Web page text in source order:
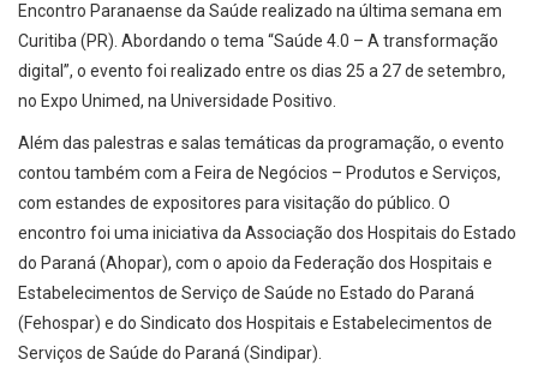
Encontro Paranaense da Saúde realizado na última semana em
Curitiba (PR). Abordando o tema “Saúde 4.0 – A transformação
digital”, o evento foi realizado entre os dias 25 a 27 de setembro,
no Expo Unimed, na Universidade Positivo.
Além das palestras e salas temáticas da programação, o evento
contou também com a Feira de Negócios – Produtos e Serviços,
com estandes de expositores para visitação do público. O
encontro foi uma iniciativa da Associação dos Hospitais do Estado
do Paraná (Ahopar), com o apoio da Federação dos Hospitais e
Estabelecimentos de Serviço de Saúde no Estado do Paraná
(Fehospar) e do Sindicato dos Hospitais e Estabelecimentos de
Serviços de Saúde do Paraná (Sindipar).